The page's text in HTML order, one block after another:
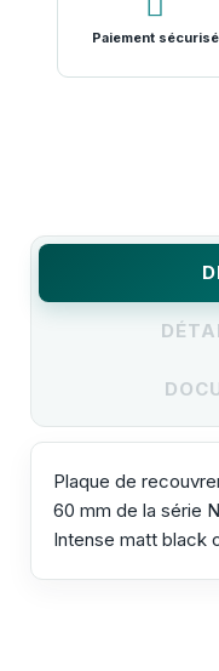
Paiement sécurisé
Plaque de
60 mm de la série
Intense matt black